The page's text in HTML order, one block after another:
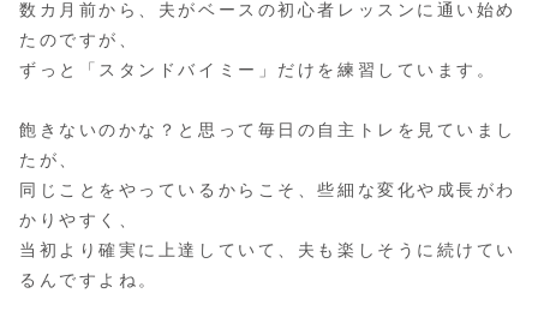
数カ月前から、夫がベースの初心者レッスンに通い始め
たのですが、
ずっと「スタンドバイミー」だけを練習しています。
飽きないのかな？と思って毎日の自主トレを見ていまし
たが、
同じことをやっているからこそ、些細な変化や成長がわ
かりやすく、
当初より確実に上達していて、夫も楽しそうに続けてい
るんですよね。